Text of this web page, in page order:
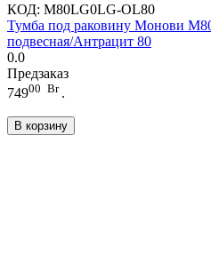
КОД: M80LG0LG-OL80
Тумба под раковину Монови
подвесная/Антрацит 80
0.0
Предзаказ
74900 Br .
В корзину